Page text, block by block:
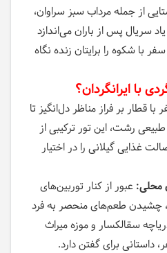
از جمله مرداب سبز سراوان،
سریال پس از باران می‌اندازد
با شکوه را برایتان زنده نگاه
با ایرانگردان؟
با قطار بر فراز مناظر دل‌انگیز تا
رشت، این تور ترکیبی از
غذایی گیلانی را در اختیار
محلی: عبور از کنار توربین‌های
چشیدن طعم‌های منحصر به فرد
سقالکسار و موزه میراث
داستانی برای گفتن دارد.